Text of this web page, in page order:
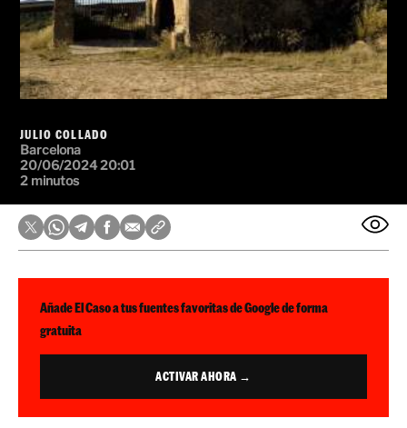
JULIO COLLADO
Barcelona
20/06/2024 20:01
2 minutos
Añade El Caso a tus fuentes favoritas de Google de forma
gratuita
ACTIVAR AHORA →